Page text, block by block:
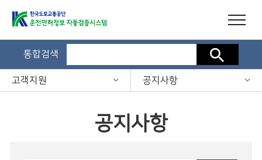
통합검색 검색
고객지원 공지사항
공지사항